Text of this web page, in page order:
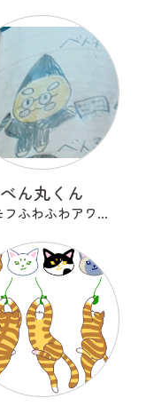
べん丸くん
モフモフふわふわアワアワ